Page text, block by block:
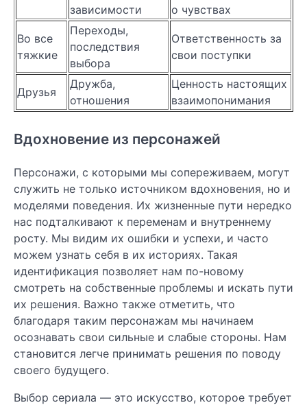
зависимости
о чувствах
Во все
тяжкие
Переходы,
последствия
выбора
Ответственность за
свои поступки
Друзья
Дружба,
отношения
Ценность настоящих
взаимопонимания
Вдохновение из персонажей
Персонажи, с которыми мы сопереживаем, могут
служить не только источником вдохновения, но и
моделями поведения. Их жизненные пути нередко
нас подталкивают к переменам и внутреннему
росту. Мы видим их ошибки и успехи, и часто
можем узнать себя в их историях. Такая
идентификация позволяет нам по-новому
смотреть на собственные проблемы и искать пути
их решения. Важно также отметить, что
благодаря таким персонажам мы начинаем
осознавать свои сильные и слабые стороны. Нам
становится легче принимать решения по поводу
своего будущего.
Выбор сериала — это искусство, которое требует